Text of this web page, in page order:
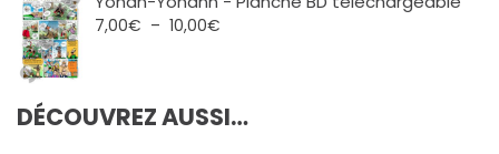
7,00€ – 10,00€
à
DÉCOUVREZ AUSSI…